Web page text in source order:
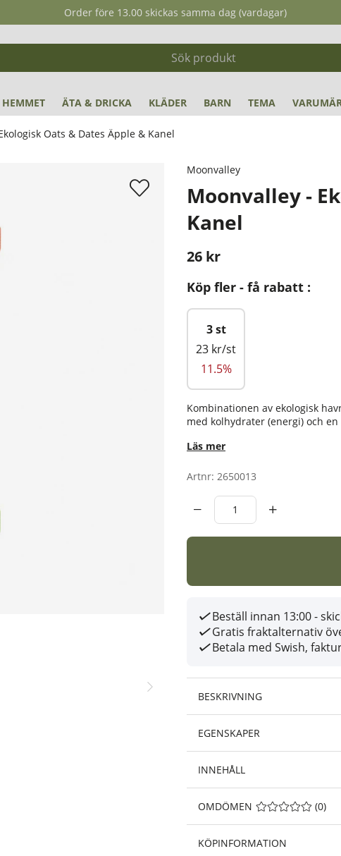
Order före 13.00 skickas samma dag (vardagar)
HEMMET ÄTA & DRICKA KLÄDER BARN TEMA
Oats & Dates Äpple & Kanel
Kanel Moonvalley
Moonvalley -
Kanel
26 kr
Stafflade priser
Köp fler - få rabatt :
3 st
23 kr/st
11.5%
Kombinationen av ekologisk
med kolhydrater (energi) och
Läs mer
Artnr: 2650013
Beställ innan 13:00 -
Gratis fraktalternativ
Betala med Swish,
BESKRIVNING
EGENSKAPER
INNEHÅLL
OMDÖMEN MEDELBETYG 0
(0)
KÖPINFORMATION